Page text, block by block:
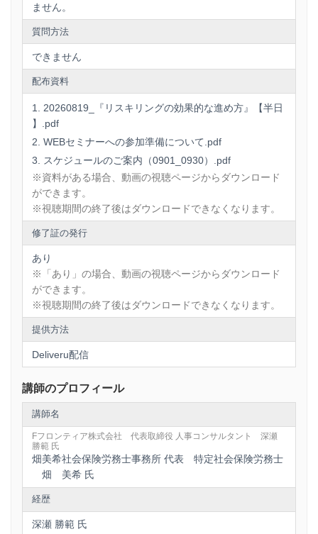
ません。
質問方法
できません
配布資料
20260819_『リスキリングの効果的な進め方』【半日
】.pdf
WEBセミナーへの参加準備について.pdf
スケジュールのご案内（0901_0930）.pdf
※資料がある場合、動画の視聴ページからダウンロード
ができます。
※視聴期間の終了後はダウンロードできなくなります。
修了証の発行
あり
※「あり」の場合、動画の視聴ページからダウンロード
ができます。
※視聴期間の終了後はダウンロードできなくなります。
提供方法
Deliveru配信
講師のプロフィール
講師名
Fフロンティア株式会社 代表取締役 人事コンサルタント 深瀬
勝範 氏
畑美希社会保険労務士事務所 代表 特定社会保険労務士
畑 美希 氏
経歴
深瀬 勝範 氏